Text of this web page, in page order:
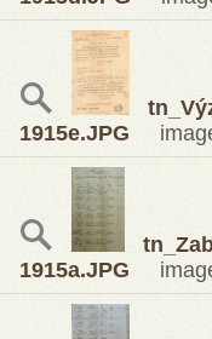
1915e.JPG
1915a.JPG